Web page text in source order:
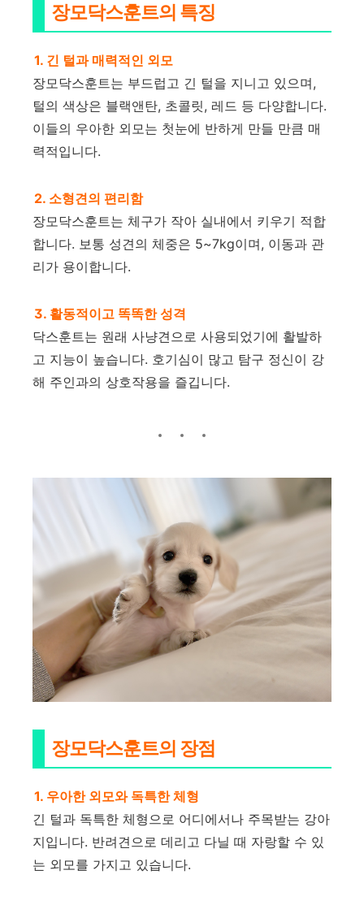
장모닥스훈트의 특징
1. 긴 털과 매력적인 외모
장모닥스훈트는 부드럽고 긴 털을 지니고 있으며,
털의 색상은 블랙앤탄, 초콜릿, 레드 등 다양합니다.
이들의 우아한 외모는 첫눈에 반하게 만들 만큼 매
력적입니다.
2. 소형견의 편리함
장모닥스훈트는 체구가 작아 실내에서 키우기 적합
합니다. 보통 성견의 체중은 5~7kg이며, 이동과 관
리가 용이합니다.
3. 활동적이고 똑똑한 성격
닥스훈트는 원래 사냥견으로 사용되었기에 활발하
고 지능이 높습니다. 호기심이 많고 탐구 정신이 강
해 주인과의 상호작용을 즐깁니다.
장모닥스훈트의 장점
1. 우아한 외모와 독특한 체형
긴 털과 독특한 체형으로 어디에서나 주목받는 강아
지입니다. 반려견으로 데리고 다닐 때 자랑할 수 있
는 외모를 가지고 있습니다.